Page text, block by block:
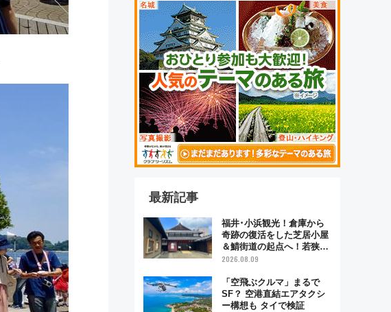
最新記事
福井･小浜観光！倉庫から
奇跡の復活をした芝居小屋
＆鯖街道の起点へ！若狭小
浜お魚センターでBBQ、老
グルメ散歩
2026.08.09
「空飛ぶクルマ」まるで
SF？ 空港直結エアタクシ
ー構想も タイで検証